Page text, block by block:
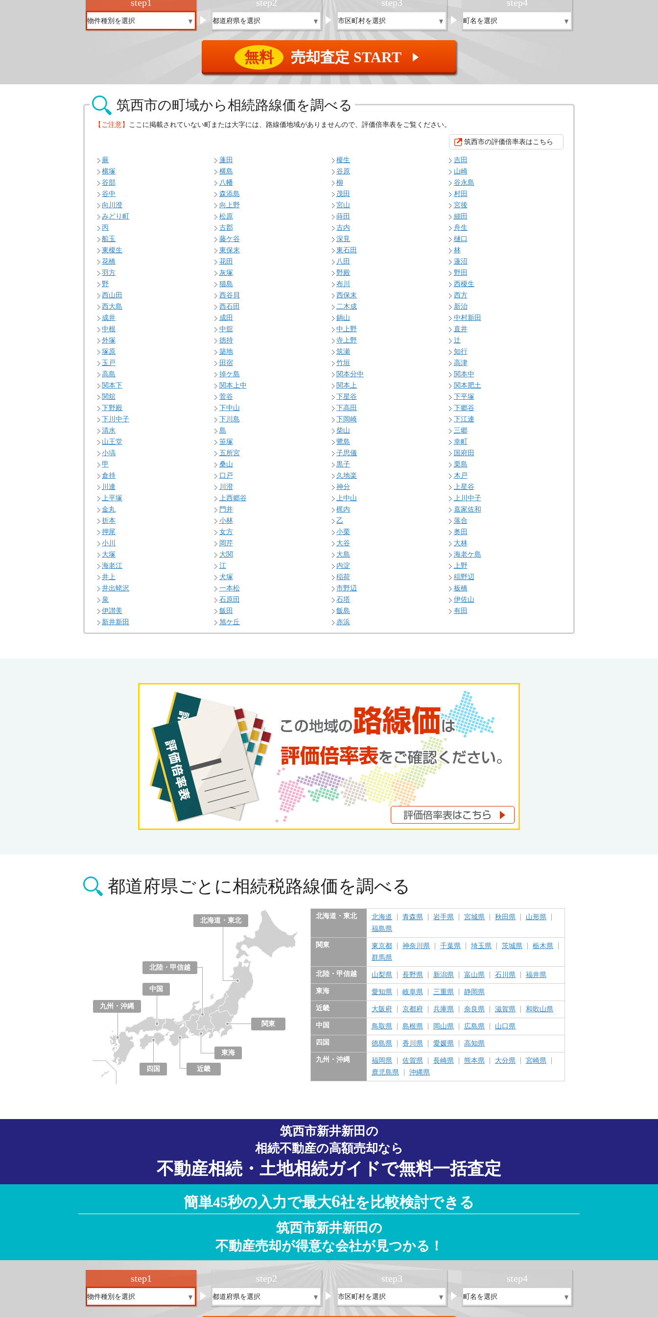
step1 step2 step3 step4
無料 売却査定 START ▲
筑西市の町域から相続路線価を調べる
【ご注意】 ここに掲載されていない町または大字には、路線価地域がありませんので、評価倍率表をご覧ください。
筑西市の評価倍率表はこちら
蕨 蓬田 榎生
吉田
横塚
横島 谷原
山崎
谷部
八幡 柳
谷永島
谷中
森添島 茂田
村田
向川澄
向上野 宮山
宮後
みどり町
松原 蒔田
細田
丙
古郡 古内
舟生
船玉
藤ケ谷 深見
樋口
東榎生
東保末 東石田
林
花橋
花田 八田
蓮沼
羽方
灰塚 野殿
野田
野
猫島 布川
西榎生
西山田
西谷貝 西保末
西方
西大島
西石田 二木成
新治
成井
成田 鍋山
中村新田
中根
中舘 中上野
直井
外塚
徳持 寺上野
辻
塚原
築地 筑瀬
知行
玉戸
田宿 竹垣
高津
高島
掉ケ島 関本分中
関本中
関本下
関本上中 関本上
関本肥土
関舘
菅谷 下星谷
下平塚
下野殿
下中山 下高田
下郷谷
下川中子
下川島 下岡崎
下江連
清水
島 柴山
三郷
山王堂
笹塚 鷺島
幸町
小塙
五所宮 子思儀
国府田
甲
桑山 黒子
栗島
倉持
口戸 久地楽
木戸
川連
川澄 神分
上星谷
上平塚
上西郷谷 上中山
上川中子
金丸
門井 梶内
嘉家佐和
折本
小林 乙
落合
押尾
女方 小栗
奥田
小川
岡芹 大谷
大林
大塚
大関 大島
海老ケ島
海老江
江 内淀
上野
井上
犬塚 稲荷
稲野辺
井出蛯沢
一本松 市野辺
板橋
泉
石原田 石塔
伊佐山
伊讃美
飯田 飯島
有田
新井新田
旭ケ丘 赤浜
都道府県ごとに相続税路線価を調べる
北海道・東北
関東
北陸・甲信越
東海
愛知県
岐阜県
三重県
静岡県
近畿
中国
四国
九州・沖縄
北海道・東北 北海道 青森県 岩手県 宮城県 秋田県
山形県
福島県
関東 東京都 神奈川県 千葉県 埼玉県 茨城県
栃木県
群馬県
北陸・甲信越 山梨県 長野県 新潟県 富山県 石川県 福井県
東海 愛知県 岐阜県 三重県 静岡県
近畿 大阪府 京都府 兵庫県 奈良県 滋賀県 和歌山県
中国 鳥取県 島根県 岡山県 広島県 山口県
四国 徳島県 香川県 愛媛県 高知県
九州・沖縄 福岡県 佐賀県 長崎県 熊本県 大分県
宮崎県
鹿児島県
沖縄県
筑西市新井新田の
相続不動産の高額売却なら
不動産相続・土地相続ガイドで無料一括査定
簡単45秒の入力で最大6社を比較検討できる
筑西市新井新田の
不動産売却が得意な会社が見つかる！
step1 step2 step3 step4